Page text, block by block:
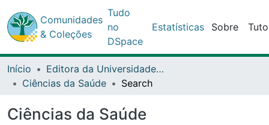
Comunidades
& Coleções
Tudo no
DSpace
Estatísticas Sobre Tutoriais
Início Editora da Universidade do Estado da Bahia - EDUNEB
Search
Ciências da Saúde